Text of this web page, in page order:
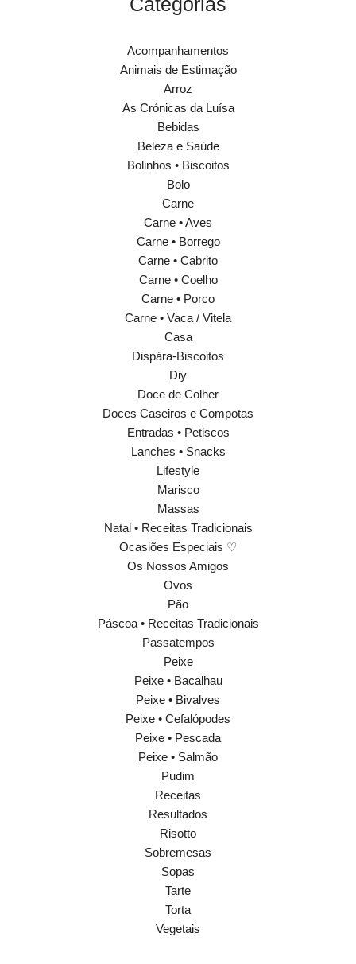
Acompanhamentos
Animais de Estimação
Arroz
As Crónicas da Luísa
Bebidas
Beleza e Saúde
Bolinhos • Biscoitos
Bolo
Carne
Carne • Aves
Carne • Borrego
Carne • Cabrito
Carne • Coelho
Carne • Porco
Carne • Vaca / Vitela
Casa
Dispára-Biscoitos
Diy
Doce de Colher
Doces Caseiros e Compotas
Entradas • Petiscos
Lanches • Snacks
Lifestyle
Marisco
Massas
Natal • Receitas Tradicionais
Ocasiões Especiais ♡
Os Nossos Amigos
Ovos
Pão
Páscoa • Receitas Tradicionais
Passatempos
Peixe
Peixe • Bacalhau
Peixe • Bivalves
Peixe • Cefalópodes
Peixe • Pescada
Peixe • Salmão
Pudim
Receitas
Resultados
Risotto
Sobremesas
Sopas
Tarte
Torta
Vegetais